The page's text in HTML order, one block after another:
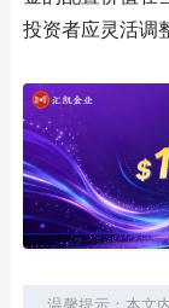
投资者应灵活调